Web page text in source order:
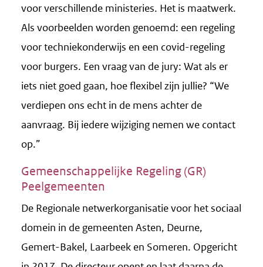
voor verschillende ministeries. Het is maatwerk.
Als voorbeelden worden genoemd: een regeling
voor techniekonderwijs en een covid-regeling
voor burgers. Een vraag van de jury: Wat als er
iets niet goed gaan, hoe flexibel zijn jullie? “We
verdiepen ons echt in de mens achter de
aanvraag. Bij iedere wijziging nemen we contact
op.”
Gemeenschappelijke Regeling (GR)
Peelgemeenten
De Regionale netwerkorganisatie voor het sociaal
domein in de gemeenten Asten, Deurne,
Gemert-Bakel, Laarbeek en Someren. Opgericht